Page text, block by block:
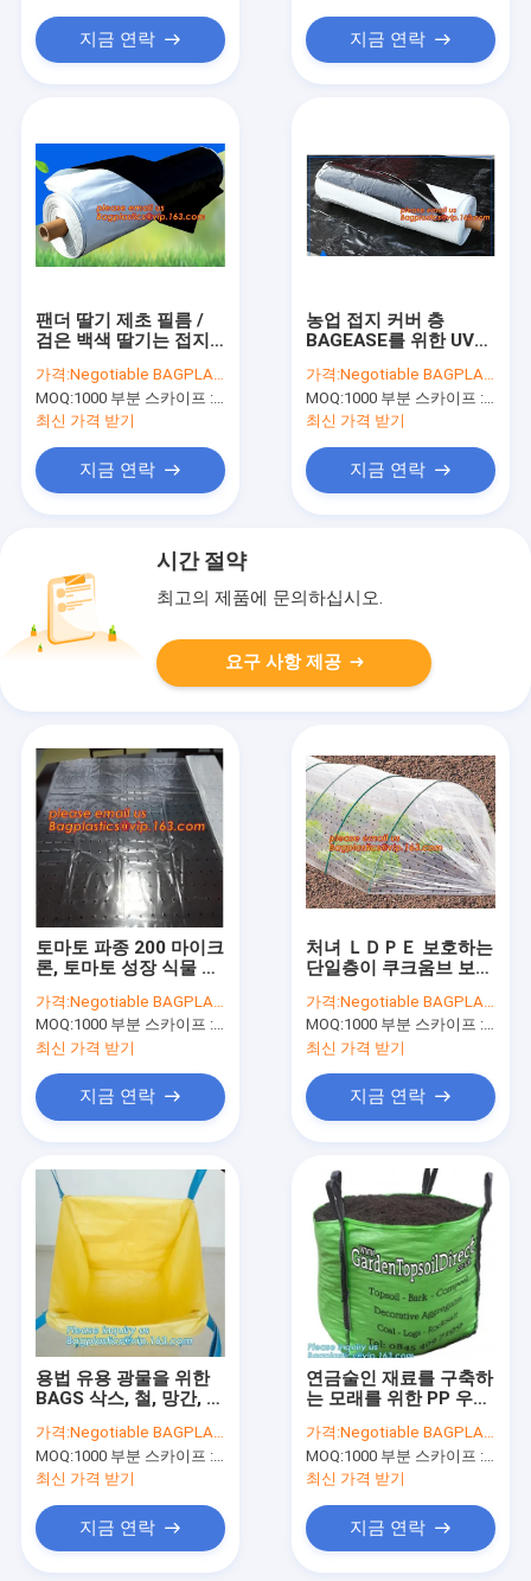
지금 연락 지금 연락
팬더 딸기 제초 필름 /
검은 백색 딸기는 접지
반대자가 하얀 PE / 폴
리에틸렌 / 폴리를 검게
합니다 반사적인
가격:Negotiable BAGPLASTICS@YAHOO.COM
MOQ:1000 부분 스카이프 : 마이데아르닐
최신 가격 받기
지금 연락
농업 접지 커버 층
BAGEASE를 위한 UV
이 / 폴리에틸렌 / 폴리
사려깊은 플라스틱 뿌리
덮개 영화
가격:Negotiable BAGPLASTICS@YAHOO.COM
MOQ:1000 부분 스카이프 : 마이데아르닐
최신 가격 받기
지금 연락
시간 절약
최고의 제품에 문의하십시오.
요구 사항 제공
토마토 파종 200 마이크
론, 토마토 성장 식물 토
동안 폴리에틸렌 상업적
터널 온실 필름
가격:Negotiable BAGPLASTICS@YAHOO.COM
MOQ:1000 부분 스카이프 : 마이데아르닐
최신 가격 받기
지금 연락
처녀 ＬＤＰＥ 보호하는
단일층이 쿠크움브 보육
covers,100%를 뿌리는
높은 광 투과율 솔라 콘
트롤
가격:Negotiable BAGPLASTICS@YAHOO.COM
MOQ:1000 부분 스카이프 : 마이데아르닐
최신 가격 받기
지금 연락
용법 유용 광물을 위한
BAGS 삭스, 철, 망간, 구
용한 벌크 물품 수송 포
장
가격:Negotiable BAGPLASTICS@YAHOO.COM
MOQ:1000 부분 스카이프 : 마이데아르닐
최신 가격 받기
지금 연락
연금술인 재료를 구축하
는 모래를 위한 PP 우븐
쌀 거대한 가방 가마니,
PP 거대한 bag/ 빅 백 /
톤 가방
가격:Negotiable BAGPLASTICS@YAHOO.COM
MOQ:1000 부분 스카이프 : 마이데아르닐
최신 가격 받기
지금 연락